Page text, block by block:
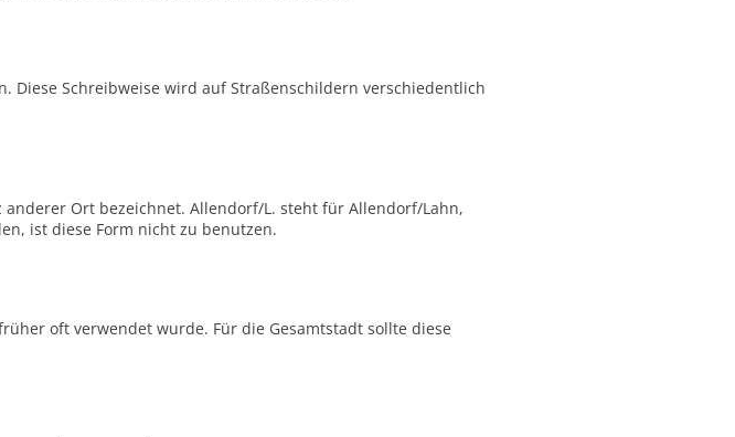
Diese Schreibweise wird auf Straßenschildern verschiedentlich
Ort bezeichnet. Allendorf/L. steht für Allendorf/Lahn,
ist diese Form nicht zu benutzen.
oft verwendet wurde. Für die Gesamtstadt sollte diese